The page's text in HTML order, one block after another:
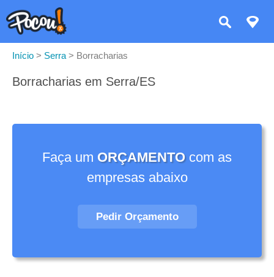
Início > Serra > Borracharias
Borracharias em Serra/ES
Faça um ORÇAMENTOcom as
empresas abaixo
Pedir Orçamento